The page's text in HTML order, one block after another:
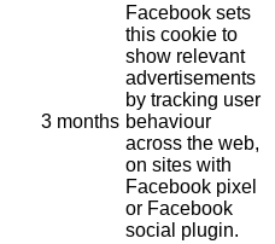
3 months
Facebook sets
this cookie to
show relevant
advertisements
by tracking user
behaviour
across the web,
on sites with
Facebook pixel
or Facebook
social plugin.